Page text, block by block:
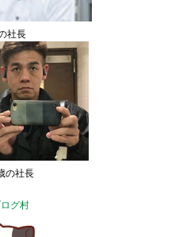
社長
の社長
グ村